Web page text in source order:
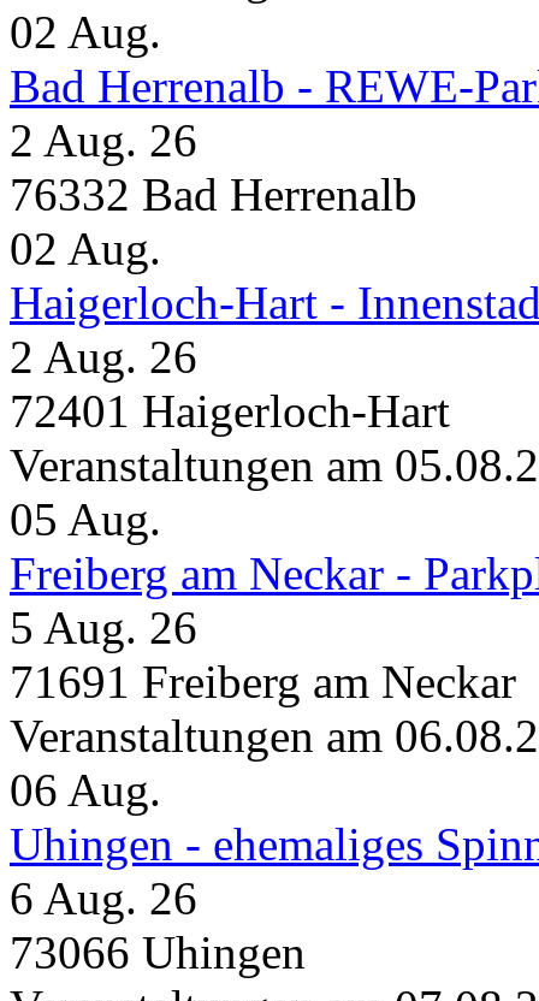
02 Aug.
Bad Herrenalb - REWE-
2 Aug. 26
76332 Bad Herrenalb
02 Aug.
Haigerloch-Hart -
2 Aug. 26
72401 Haigerloch-Hart
Veranstaltungen am
05 Aug.
Freiberg am Neckar -
5 Aug. 26
71691 Freiberg am Neckar
Veranstaltungen am
06 Aug.
Uhingen - ehemaliges
6 Aug. 26
73066 Uhingen